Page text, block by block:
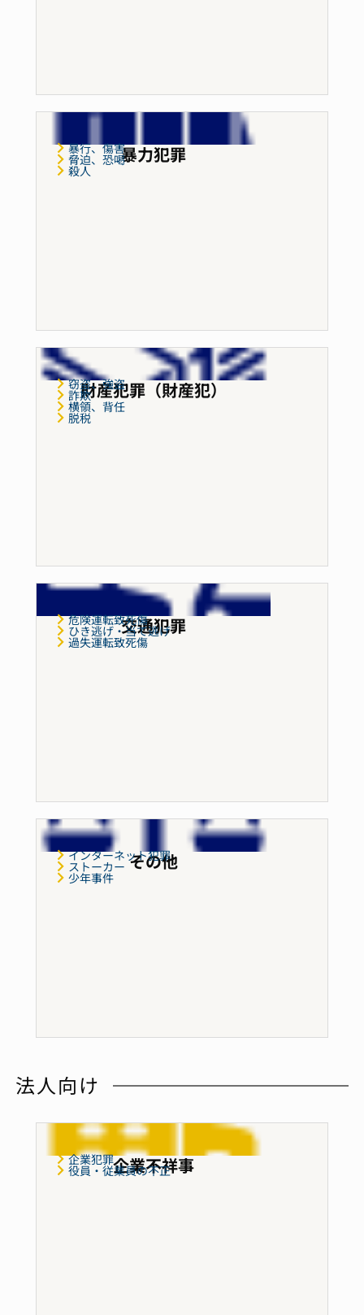
暴力犯罪
暴行、傷害
脅迫、恐喝
殺人
財産犯罪（財産犯）
窃盗、強盗
詐欺
横領、背任
脱税
交通犯罪
危険運転致死傷
ひき逃げ・当て逃げ
過失運転致死傷
その他
インターネット犯罪
ストーカー
少年事件
法人向け
企業不祥事
企業犯罪
役員・従業員の不正